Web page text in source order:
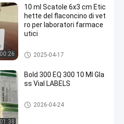
00:26
10 ml Scatole 6x3 cm Etic
hette del flaconcino di vet
ro per laboratori farmace
utici
Etichette di vetro della fiala
2025-04-17
01:38
Bold 300 EQ 300 10 Ml Gla
ss Vial LABELS
Etichette di vetro della fiala
2026-04-24